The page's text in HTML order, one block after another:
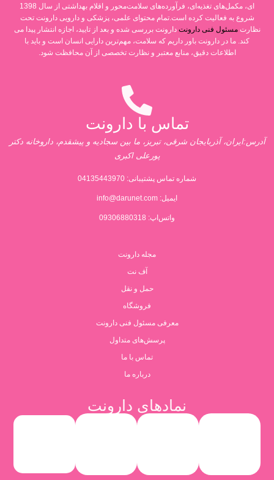
ای، مکمل‌های تغذیه‌ای، فرآورده‌های سلامت‌محور و اقلام بهداشتی از سال 1398
شروع به فعالیت کرده است.تمام محتوای علمی، پزشکی و دارویی دارونت تحت
نظارتمسئول فنی دارونت دارونت بررسی شده و بعد از تایید، اجازه انتشار پیدا می
کند. ما در دارونت باور داریم که سلامت، مهم‌ترین دارایی انسان است و باید با
اطلاعات دقیق، منابع معتبر و نظارت تخصصی از آن محافظت شود.
تماس با دارونت
آدرس:ایران، آذربایجان شرقی، تبریز، ما بین سجادیه و پیشقدم، داروخانه دکتر
پورعلی اکبری
شماره تماس پشتیبانی: 04135443970
ایمیل: info@darunet.com
واتس‌اپ: 09306880318
مجله دارونت
آف نت
حمل و نقل
فروشگاه
معرفی مسئول فنی دارونت
پرسش‌های متداول
تماس با ما
درباره ما
نمادهای دارونت